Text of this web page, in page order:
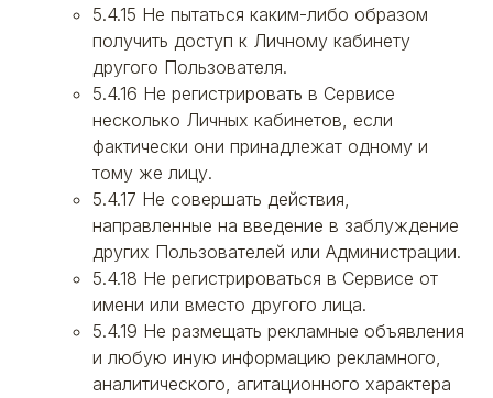
5.4.15 Не пытаться каким-либо образом
получить доступ к Личному кабинету
другого Пользователя.
5.4.16 Не регистрировать в Сервисе
несколько Личных кабинетов, если
фактически они принадлежат одному и
тому же лицу.
5.4.17 Не совершать действия,
направленные на введение в заблуждение
других Пользователей или Администрации.
5.4.18 Не регистрироваться в Сервисе от
имени или вместо другого лица.
5.4.19 Не размещать рекламные объявления
и любую иную информацию рекламного,
аналитического, агитационного характера